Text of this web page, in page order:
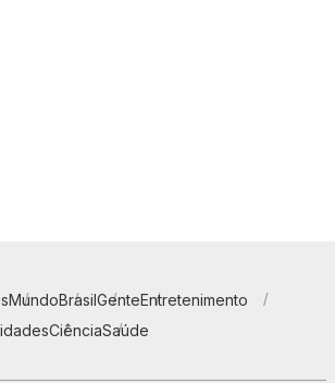
MundoBrasilGenteEntretenimento
CiênciaSaúde